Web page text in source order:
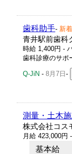
歯科助手- 新着
青井駅前歯科
時給 1,400円 -
歯科診療のサポ
Q-JiN - 8月7日 -
測量・土木
株式会社コス
月給 423,000円
基本給